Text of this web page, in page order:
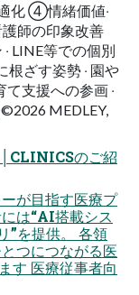
化 ④情緒価値‧
護師の印象改善
‧ LINE等での個別
ざす姿勢 ‧ 園や
⽀援への参画 ‧
MEDLEY,
のご紹
が⽬指す医療プ
は“AI搭載シス
”を提供。 各領
つにつながる医
す 医療従事者向